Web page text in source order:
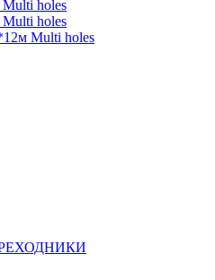
holes
holes
Multi holes